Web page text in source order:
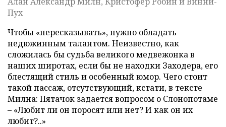
Пух
Чтобы «пересказывать», нужно обладать
недюжинным талантом. Неизвестно, как
сложилась бы судьба великого медвежонка в
наших широтах, если бы не находки Заходера, его
блестящий стиль и особенный юмор. Чего стоит
такой пассаж, отсутствующий, кстати, в тексте
Милна: Пятачок задается вопросом о Слонопотаме
– «Любит ли он поросят или нет? И как он их
любит?..»